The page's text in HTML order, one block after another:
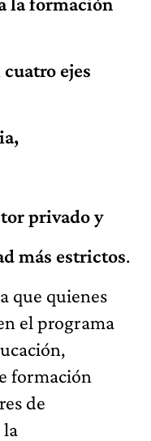
cuatro ejes
privado y
más estrictos.
que quienes
el programa
formación
de
la